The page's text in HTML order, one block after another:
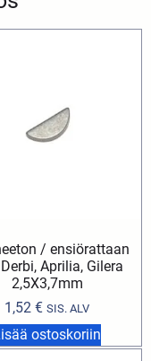
/ ensiörattaan
Aprilia, Gilera
2,5X3,7mm
1,52 € SIS. ALV
ostoskoriin